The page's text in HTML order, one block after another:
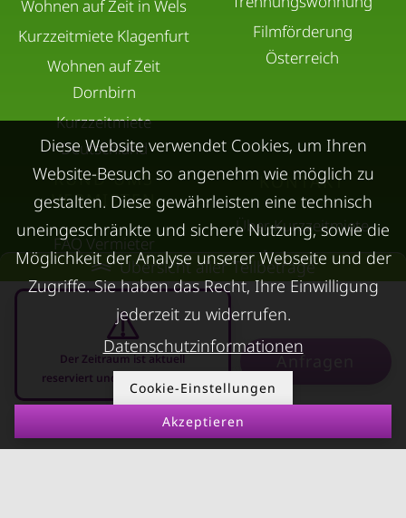
Bitte gehen Sie sparsam mit Energie und Wasser
um. Schalten Sie beim Verlassen der Wohnung alle
nicht benötigten Geräte aus.
Schäden
Melden Sie bitte auftretende Schäden oder
Mängel umgehend an uns. So können wir schnell
Abhilfe schaffen.
Vielen Dank, dass Sie unsere Hausregeln
beachten! Wir wünschen Ihnen einen
angenehmen Aufenthalt in unserem Apartment.
Übersicht aller Teilbeträge
Der Zeitraum ist aktuell
reserviert und nicht anfragbar
-
Anfragen
Wohnen auf Zeit in Wels
Kurzzeitmiete Klagenfurt
Wohnen auf Zeit
Dornbirn
Kurzzeitmiete
Deutschland
Filmförderung
Österreich
RUND UMS
VERMIETEN
FAQ Vermieter
Immobilie vermieten
Leerstandsabgabe
Ferienwohnung
vermieten
Mietnomaden erkennen
Richtwertmietzins
Mietpaket für leistbares
KONTAKT
Über Kurzzeitmiete
Impressum
Datenschutz
AGB
Diese Website verwendet Cookies, um Ihren
Website-Besuch so angenehm wie möglich zu
gestalten. Diese gewährleisten eine technisch
uneingeschränkte und sichere Nutzung, sowie die
Möglichkeit der Analyse unserer Webseite und der
Zugriffe. Sie haben das Recht, Ihre Einwilligung
jederzeit zu widerrufen.
Datenschutzinformationen
Cookie-Einstellungen
Akzeptieren